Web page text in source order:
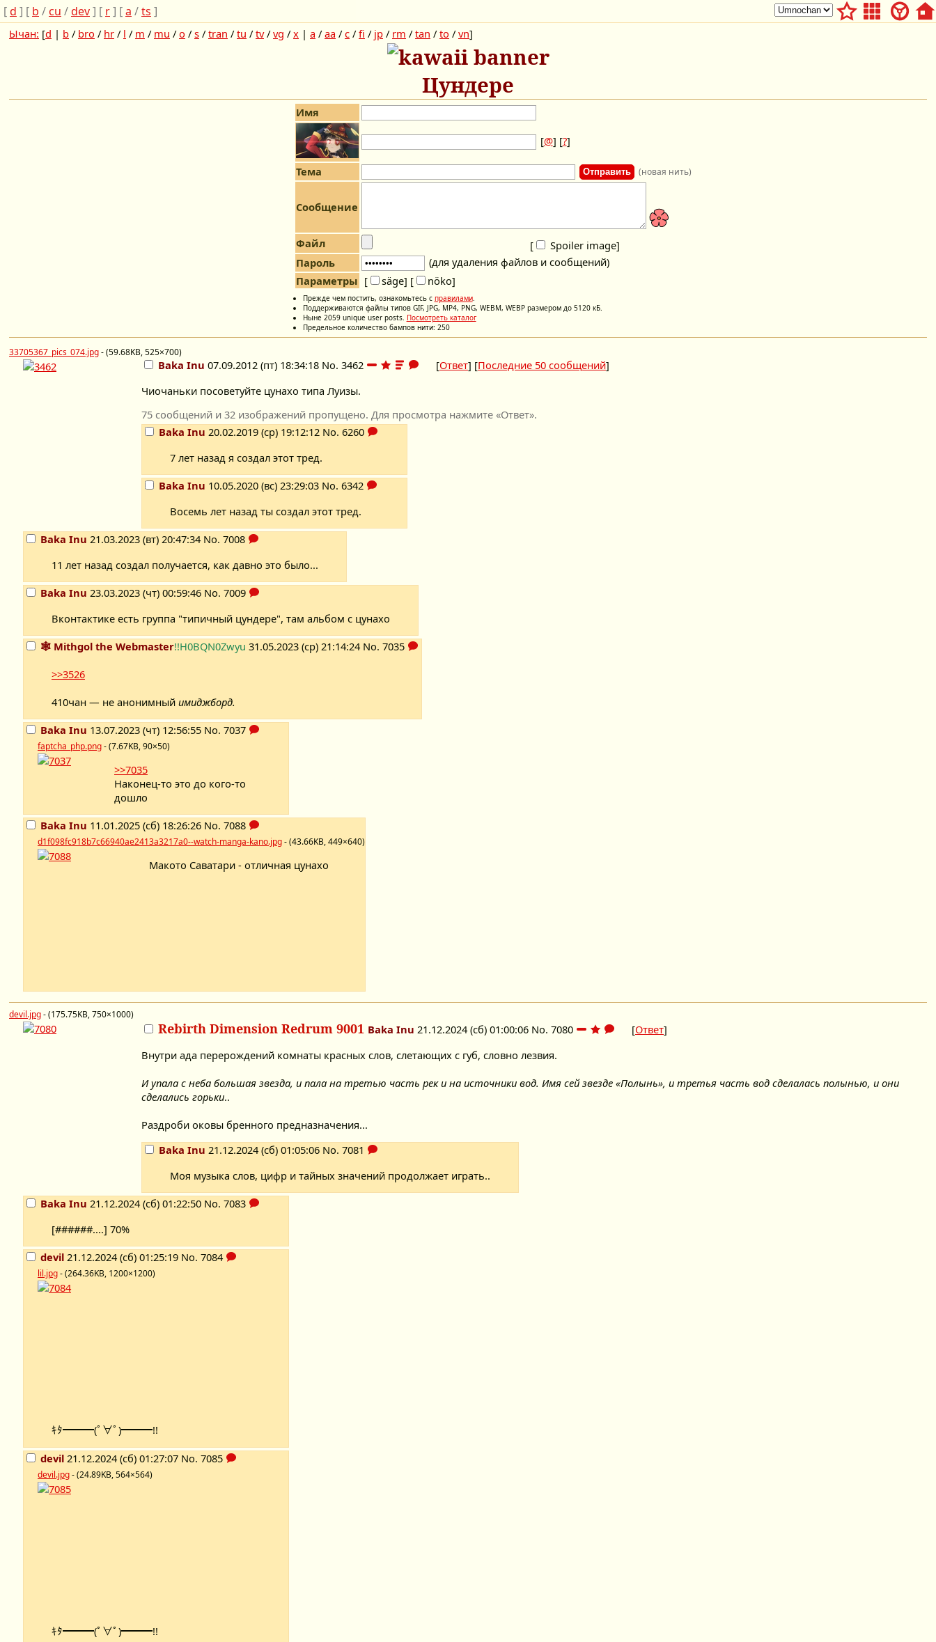
[d ] [ b /cu /dev] [ r] [a /ts ]
Ычан: [d | b / bro / hr / l / m / mu /o /s /tran /tu /tv/vg /x | a /aa /c /fi / jp / rm /tan /to /vn]
Цундере
Имя
[@] [?]
Тема (новая нить)
Сообщение
Файл [ Spoiler image]
Пароль
(для удаления файлов и сообщений)
Параметры [ säge] [ nöko]
Прежде чем постить, ознакомьтесь с правилами.
Поддерживаются файлы типов GIF, JPG, MP4, PNG, WEBM, WEBP размером до 5120 кБ.
Ныне 2059 unique user posts. Посмотреть каталог
Предельное количество бампов нити: 250
33705367_pics_074.jpg- (59.68KB, 525×700)
Baka Inu 07.09.2012 (пт) 18:34:18 No. 3462 [Ответ] [Последние 50 сообщений]
Чиочаньки посоветуйте цунахо типа Луизы.
75 сообщений и 32 изображений пропущено. Для просмотра нажмите «Ответ».
Baka Inu 20.02.2019 (ср) 19:12:12 No. 6260
7 лет назад я создал этот тред.
Baka Inu 10.05.2020 (вс) 23:29:03 No. 6342
Восемь лет назад ты создал этот тред.
Baka Inu 21.03.2023 (вт) 20:47:34 No. 7008
11 лет назад создал получается, как давно это было...
Baka Inu 23.03.2023 (чт) 00:59:46 No. 7009
Вконтактике есть группа "типичный цундере", там альбом с цунахо
🕸️ Mithgol the Webmaster!!H0BQN0Zwyu 31.05.2023 (ср) 21:14:24 No. 7035
>>3526
410чан — не анонимный имиджборд.
Baka Inu 13.07.2023 (чт) 12:56:55 No. 7037
faptcha_php.png- (7.67KB, 90×50)
>>7035
Наконец-то это до кого-то
дошло
Baka Inu 11.01.2025 (сб) 18:26:26 No. 7088
d1f098fc918b7c66940ae2413a3217a0--watch-manga-kano.jpg- (43.66KB, 449×640)
Макото Саватари - отличная цунахо
devil.jpg- (175.75KB, 750×1000)
Rebirth Dimension Redrum 9001 Baka Inu 21.12.2024 (сб) 01:00:06 No. 7080 [Ответ]
Внутри ада перерождений комнаты красных слов, слетающих с губ, словно лезвия.
И упала с неба большая звезда, и пала на третью часть рек и на источники вод. Имя сей звезде «Полынь», и третья часть вод сделалась полынью, и они
сделались горьки..
Раздроби оковы бренного предназначения...
Baka Inu 21.12.2024 (сб) 01:05:06 No. 7081
Моя музыка слов, цифр и тайных значений продолжает играть..
Baka Inu 21.12.2024 (сб) 01:22:50 No. 7083
[######....] 70%
devil 21.12.2024 (сб) 01:25:19 No. 7084
lil.jpg- (264.36KB, 1200×1200)
ｷﾀ━━━(ﾟ∀ﾟ)━━━!!
devil 21.12.2024 (сб) 01:27:07 No. 7085
devil.jpg- (24.89KB, 564×564)
ｷﾀ━━━(ﾟ∀ﾟ)━━━!!